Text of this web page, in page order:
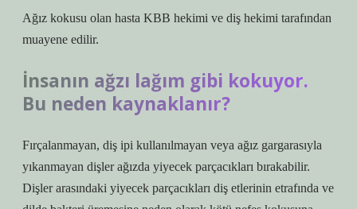
Ağız kokusu olan hasta KBB hekimi ve diş hekimi tarafından
muayene edilir.
İnsanın ağzı lağım gibi kokuyor.
Bu neden kaynaklanır?
Fırçalanmayan, diş ipi kullanılmayan veya ağız gargarasıyla
yıkanmayan dişler ağızda yiyecek parçacıkları bırakabilir.
Dişler arasındaki yiyecek parçacıkları diş etlerinin etrafında ve